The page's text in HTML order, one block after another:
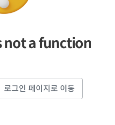
not a function
로그인 페이지로 이동